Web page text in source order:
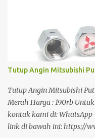
Tutup Angin Mitsubishi
Tutup Angin Mitsubishi
Merah Harga : 190rb
kontak kami di: WhatsApp
link di bawah ini: https://